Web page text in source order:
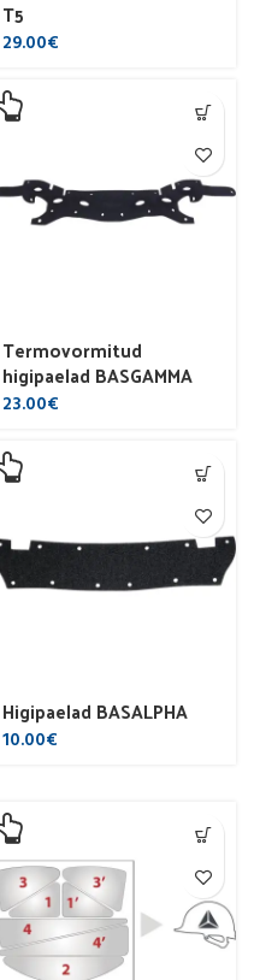
T5
29.00€
Termovormitud
higipaelad BASGAMMA
23.00€
Higipaelad BASALPHA
10.00€